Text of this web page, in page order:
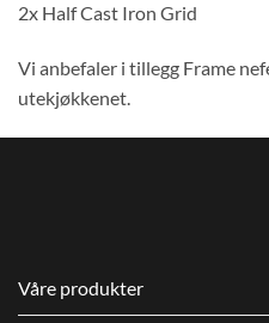
2x Half Cast Iron Grid
Vi anbefaler i tillegg Frame
utekjøkkenet.
Våre produkter